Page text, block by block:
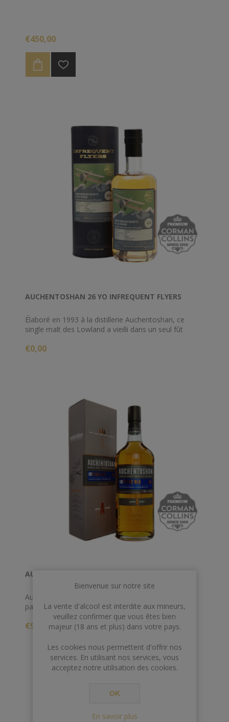
€450,00
AUCHENTOSHAN 26 YO INFREQUENT FLYERS
Élaboré en 1993 à la distillerie Auchentoshan, ce
single malt des Lowland a vieilli dans un seul fût
l'embouteilleur indépendant Alistair Walker Whiskey
€0,00
AUCHENTOSHAN 70 CL 43° 18 ANS OB
Auchentoshan 18 ans est un single malt élaboré à
partir d'orge maltée, qui est légèrement chauffée.
L'orge est ensuite broyée et purifiée avant d'être
fermentée dans des cuves en bois en pin de l'Oregon.
produite pendant la fermentation.
€97,00
Bienvenue sur notre site
La vente d'alcool est interdite aux mineurs,
veuillez confirmer que vous êtes bien
majeur (18 ans et plus) dans votre pays.
Les cookies nous permettent d'offrir nos
services. En utilisant nos services, vous
acceptez notre utilisation des cookies.
OK
En savoir plus